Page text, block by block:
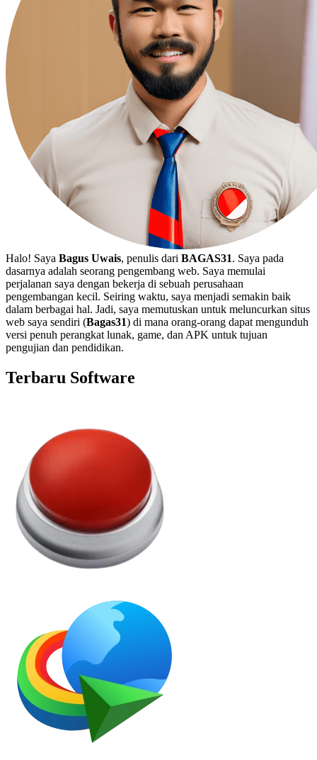
Halo! Saya Bagus Uwais, penulis dari BAGAS31. Saya pada
dasarnya adalah seorang pengembang web. Saya memulai
perjalanan saya dengan bekerja di sebuah perusahaan
pengembangan kecil. Seiring waktu, saya menjadi semakin baik
dalam berbagai hal. Jadi, saya memutuskan untuk meluncurkan situs
web saya sendiri (Bagas31) di mana orang-orang dapat mengunduh
versi penuh perangkat lunak, game, dan APK untuk tujuan
pengujian dan pendidikan.
Terbaru Software